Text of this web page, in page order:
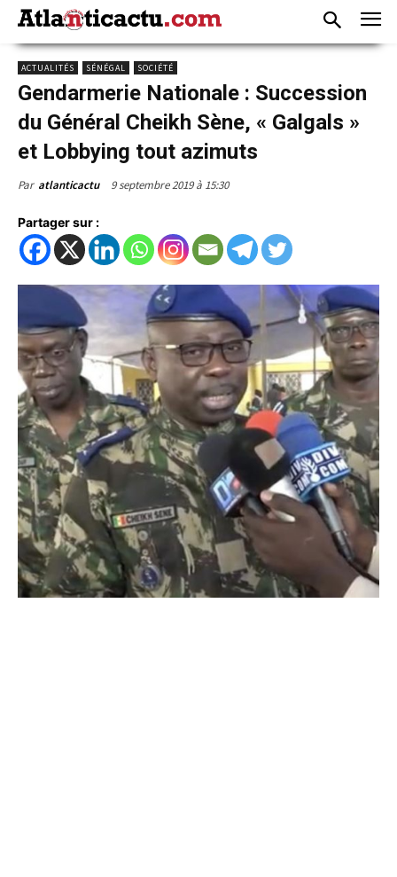
ACTUALITÉS SÉNÉGAL SOCIÉTÉ
Gendarmerie Nationale : Succession
du Général Cheikh Sène, « Galgals »
et Lobbying tout azimuts
Par atlanticactu 9 septembre 2019 à 15:30
Partager sur :